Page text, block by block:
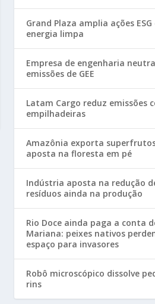
Grand Plaza amplia ações ESG
energia limpa
Empresa de engenharia
emissões de GEE
Latam Cargo reduz emissões
empilhadeiras
Amazônia exporta
aposta na floresta em pé
Indústria aposta na redução
resíduos ainda na produção
Rio Doce ainda paga a conta
Mariana: peixes nativos
espaço para invasores
Robô microscópico dissolve
rins